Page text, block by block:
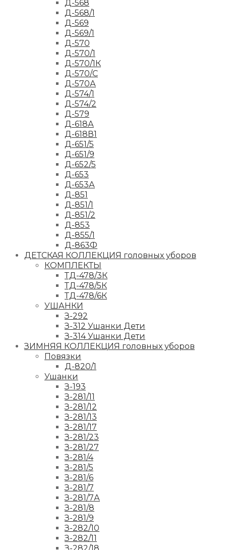
Д-568
Д-568/1
Д-569
Д-569/1
Д-570
Д-570/1
Д-570/1К
Д-570/С
Д-570А
Д-574/1
Д-574/2
Д-579
Д-618А
Д-618В1
Д-651/5
Д-651/9
Д-652/5
Д-653
Д-653А
Д-851
Д-851/1
Д-851/2
Д-853
Д-855/1
Д-863Ф
ДЕТСКАЯ КОЛЛЕКЦИЯ головных уборов
КОМПЛЕКТЫ
ТД-478/3К
ТД-478/5К
ТД-478/6К
УШАНКИ
З-292
З-312 Ушанки Дети
З-314 Ушанки Дети
ЗИМНЯЯ КОЛЛЕКЦИЯ головных уборов
Повязки
Д-820/1
Ушанки
З-193
З-281/11
З-281/12
З-281/13
З-281/17
З-281/23
З-281/27
З-281/4
З-281/5
З-281/6
З-281/7
З-281/7А
З-281/8
З-281/9
З-282/10
З-282/11